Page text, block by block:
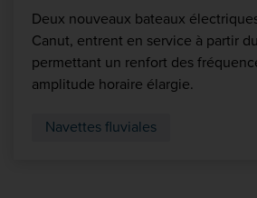
Deux nouveaux bateaux
Canut, entrent en service à partir
permettant un renfort des
amplitude horaire élargie.
Navettes fluviales